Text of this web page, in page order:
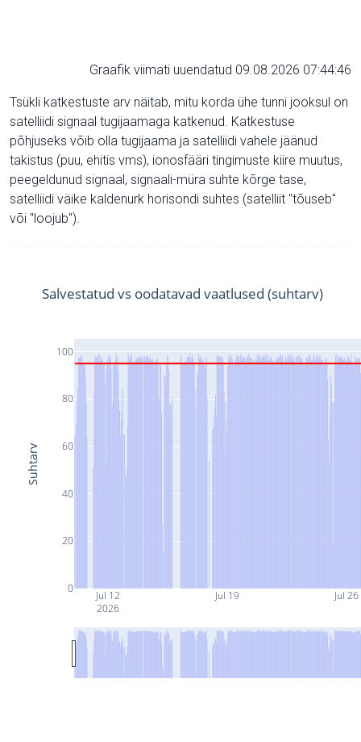
Graafik viimati uuendatud 09.08.2026 07:44:46
Tsükli katkestuste arv näitab, mitu korda ühe tunni jooksul on
satelliidi signaal tugijaamaga katkenud. Katkestuse
põhjuseks võib olla tugijaama ja satelliidi vahele jäänud
takistus (puu, ehitis vms), ionosfääri tingimuste kiire muutus,
peegeldunud signaal, signaali-müra suhte kõrge tase,
satelliidi väike kaldenurk horisondi suhtes (satelliit "tõuseb"
või "loojub").
Jul 12
2026
Jul 19 Jul 26
0
20
40
60
80
100
Salvestatud vs oodatavad vaatlused (suhtarv)
Suhtarv